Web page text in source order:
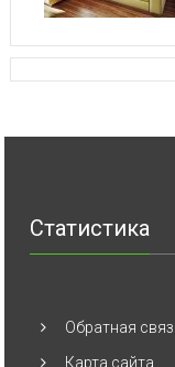
Статистика
Обратная
Карта сайта